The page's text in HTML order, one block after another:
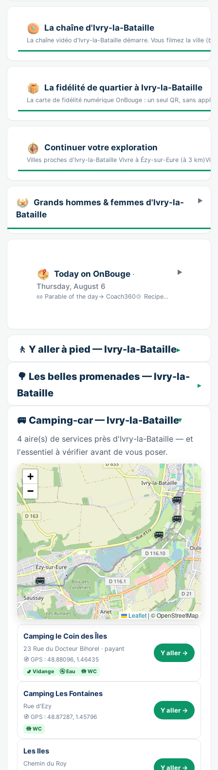
La chaîne d'Ivry-la-Bataille
La chaîne vidéo d'Ivry-la-Bataille démarre. Vous filmez la ville
La fidélité de quartier à Ivry-la-Bataille
La carte de fidélité numérique OnBouge : un seul QR, sans appli
Continuer votre exploration
Villes proches d'Ivry-la-Bataille Vivre à Ézy-sur-Eure (à 3
Grands hommes & femmes d'Ivry-la-
Bataille
Today on OnBouge ·
Thursday, August 6
📜 Parable of the day→ Coach360🍲 Recipe of the dayMojito sans alcool · 5 min→ BNC🎵 Song …
🚶 Y aller à pied — Ivry-la-Bataille
🌳 Les belles promenades — Ivry-la-
Bataille
🚐 Camping-car — Ivry-la-Bataille
4 aire(s) de services près d'Ivry-la-Bataille — et
l'essentiel à vérifier avant de vous poser.
🚐
🚐
🚐
🚐
+
−
Leaflet| © OpenStreetMap
Camping le Coin des Îles
23 Rue du Docteur Bihorel · payant
🧭 GPS : 48.88096, 1.46435
🚽 Vidange 🚰 Eau 🚻 WC
Y aller →
Camping Les Fontaines
Rue d'Ezy
🧭 GPS : 48.87287, 1.45796
🚻 WC
Y aller →
Les Iles
Chemin du Roy
Y aller →